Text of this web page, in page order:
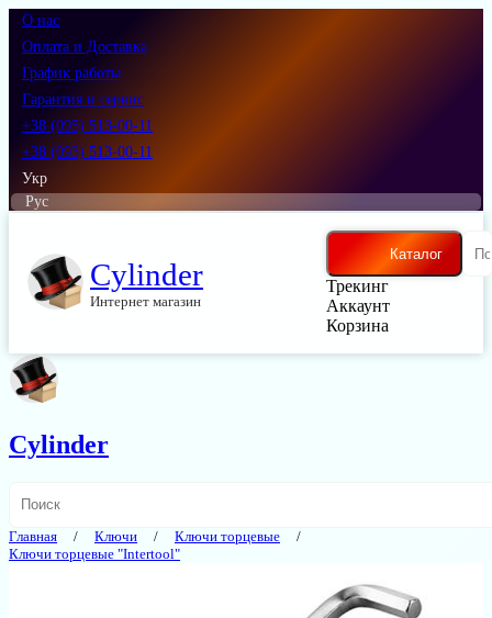
О нас
Оплата и Доставка
График работы
Гарантия и сервис
+38 (095) 513-00-11
+38 (093) 513-00-11
Укр
Рус
Cylinder
Интернет магазин
Каталог
Трекинг
Аккаунт
Корзина
Cylinder
Главная Ключи
Ключи торцевые
Ключи торцевые "Intertool"